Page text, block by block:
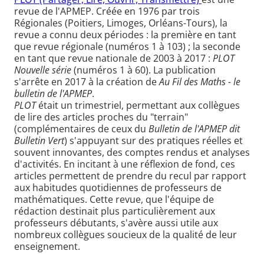
revue de l'APMEP. Créée en 1976 par trois
Régionales (Poitiers, Limoges, Orléans-Tours), la
revue a connu deux périodes : la première en tant
que revue régionale (numéros 1 à 103) ; la seconde
en tant que revue nationale de 2003 à 2017 : PLOT
Nouvelle série(numéros 1 à 60). La publication
s'arrête en 2017 à la création deAu Fil des Maths - le
bulletin de l'APMEP.
PLOTétait un trimestriel, permettant aux collègues
de lire des articles proches du "terrain"
(complémentaires de ceux du Bulletin de l'APMEP dit
Bulletin Vert) s'appuyant sur des pratiques réelles et
souvent innovantes, des comptes rendus et analyses
d'activités. En incitant à une réflexion de fond, ces
articles permettent de prendre du recul par rapport
aux habitudes quotidiennes de professeurs de
mathématiques. Cette revue, que l'équipe de
rédaction destinait plus particulièrement aux
professeurs débutants, s'avère aussi utile aux
nombreux collègues soucieux de la qualité de leur
enseignement.